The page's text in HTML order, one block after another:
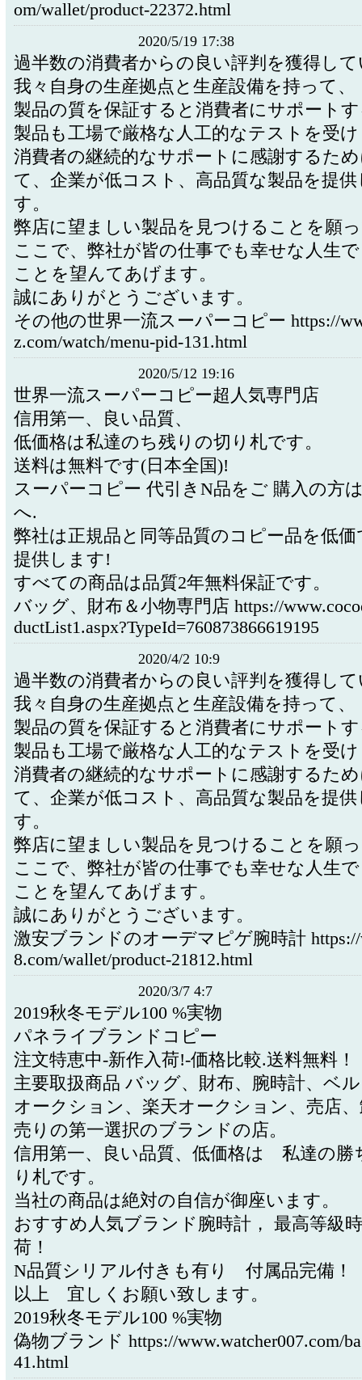
om/wallet/product-22372.html
2020/5/19 17:38
過半数の消費者からの良い評判を獲得し
我々自身の生産拠点と生産設備を持って、
製品の質を保証すると消費者にサポート
製品も工場で厳格な人工的なテストを受
消費者の継続的なサポートに感謝するた
て、企業が低コスト、高品質な製品を提
す。
弊店に望ましい製品を見つけることを願
ここで、弊社が皆の仕事でも幸せな人生
ことを望んてあげます。
誠にありがとうございます。
その他の世界一流スーパーコピー https://
z.com/watch/menu-pid-131.html
2020/5/12 19:16
世界一流スーパーコピー超人気専門店
信用第一、良い品質、
低価格は私達のち残りの切り札です。
送料は無料です(日本全国)!
スーパーコピー 代引きN品をご 購入の方
へ.
弊社は正規品と同等品質のコピー品を低
提供します!
すべての商品は品質2年無料保証です。
バッグ、財布＆小物専門店 https://
ductList1.aspx?TypeId=760873866619195
2020/4/2 10:9
過半数の消費者からの良い評判を獲得し
我々自身の生産拠点と生産設備を持って、
製品の質を保証すると消費者にサポート
製品も工場で厳格な人工的なテストを受
消費者の継続的なサポートに感謝するた
て、企業が低コスト、高品質な製品を提
す。
弊店に望ましい製品を見つけることを願
ここで、弊社が皆の仕事でも幸せな人生
ことを望んてあげます。
誠にありがとうございます。
激安ブランドのオーデマピゲ腕時計
8.com/wallet/product-21812.html
2020/3/7 4:7
2019秋冬モデル100 %実物
パネライブランドコピー
注文特恵中-新作入荷!-価格比較.送料無料！
主要取扱商品 バッグ、財布、腕時計、ベ
オークション、楽天オークション、売店
売りの第一選択のブランドの店。
信用第一、良い品質、低価格は 私達の勝
り札です。
当社の商品は絶対の自信が御座います。
おすすめ人気ブランド腕時計， 最高等級
荷！
N品質シリアル付きも有り 付属品完備！
以上 宜しくお願い致します。
2019秋冬モデル100 %実物
偽物ブランド https://www.watcher007.com/
41.html